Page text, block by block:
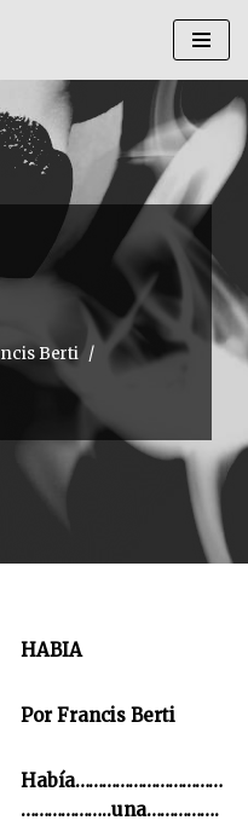
Berti
HABIA
Por Francis Berti
Había……………………………
………………..una…………….